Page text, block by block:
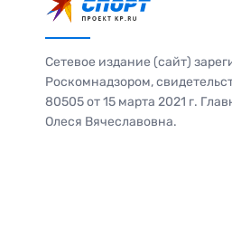
Сетевое издание (сайт)
Роскомнадзором,
80505 от 15 марта 2021 г.
Олеся Вячеславовна.